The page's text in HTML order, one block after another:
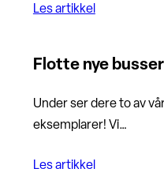
Les artikkel
Flotte nye busser
Under ser dere to av
eksemplarer! Vi…
Les artikkel